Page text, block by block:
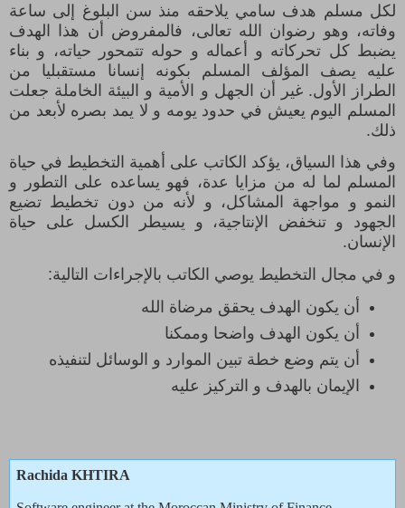
لكل مسلم هدف سامي يلاحقه منذ سن البلوغ إلى ساعة
وفاته، وهو رضوان الله تعالى، فالمفروض أن هذا الهدف
يضبط كل تحركاته و أعماله و حوله تتمحور حياته، و بناء
عليه يصف المؤلف المسلم بكونه إنسانا مستقبليا من
الطراز الأول. غير أن الجهل و الأمية و البيئة الخاملة جعلت
المسلم اليوم يعيش في حدود يومه و لا يمد بصره لأبعد من
ذلك.
وفي هذا السياق، يؤكد الكاتب على أهمية التخطيط في حياة
المسلم لما له من مزايا عدة، فهو يساعده على التطور و
النمو و مواجهة المشاكل، و لأنه من دون تخطيط تضيع
الجهود و تنخفض الإنتاجية، و يسيطر الكسل على حياة
الإنسان.
و في مجال التخطيط يوصي الكاتب بالإجراءات التالية:
أن يكون الهدف يحقق مرضاة الله
أن يكون الهدف واضحا وممكنا
أن يتم وضع خطة تبين الموارد و الوسائل لتنفيذه
الإيمان بالهدف و التركيز عليه
Rachida KHTIRA